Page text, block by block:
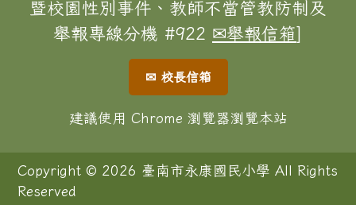
暨校園性別事件、教師不當管教防制及
舉報專線分機 #922 ✉舉報信箱]
✉ 校長信箱
建議使用 Chrome 瀏覽器瀏覽本站
Copyright © 2026 臺南市永康國民小學 All Rights
Reserved